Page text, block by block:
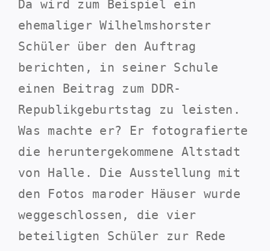
Da wird zum Beispiel ein
ehemaliger Wilhelmshorster
Schüler über den Auftrag
berichten, in seiner Schule
einen Beitrag zum DDR-
Republikgeburtstag zu leisten.
Was machte er? Er fotografierte
die heruntergekommene Altstadt
von Halle. Die Ausstellung mit
den Fotos maroder Häuser wurde
weggeschlossen, die vier
beteiligten Schüler zur Rede